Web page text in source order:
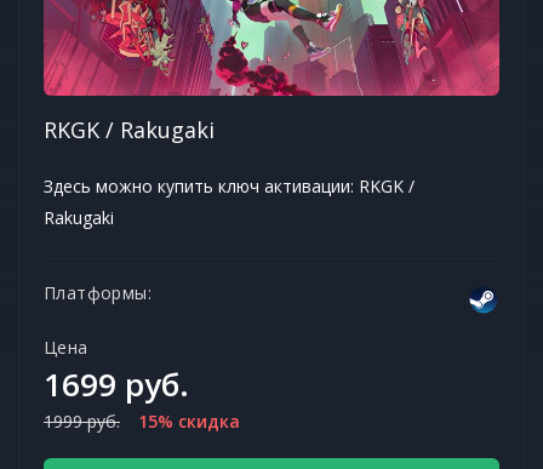
RKGK / Rakugaki
Здесь можно купить ключ активации: RKGK /
Rakugaki
Платформы:
Цена
1699 руб.
1999 руб. 15% скидка